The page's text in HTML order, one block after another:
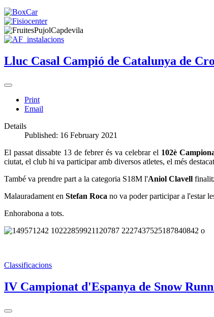
Lluc Casal Campió de Catalunya de
Print
Email
Details
Published: 16 February 2021
El passat dissabte 13 de febrer és va celebrar el 102è
ciutat, el club hi va participar amb diversos atletes, el més
També va prendre part a la categoria S18M l'Aniol Clavell
Malauradament en Stefan Roca no va poder participar a l'estar
Enhorabona a tots.
Classificacions
IV Campionat d'Espanya de Snow